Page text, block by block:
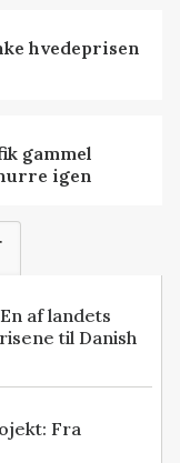
hvedeprisen
gammel
igen
af landets
til Danish
Fra